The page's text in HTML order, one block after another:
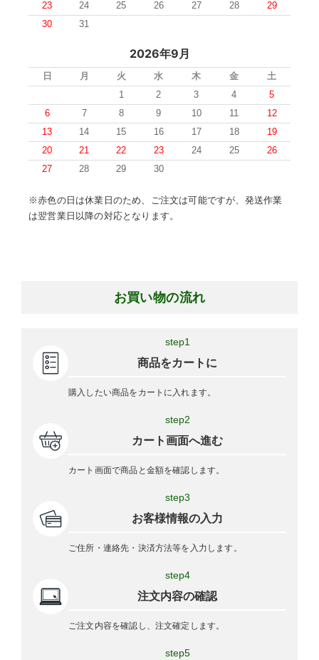
23
24 25 26 27 28
29
30
31
2026年9月
日 月 火 水 木 金
土
1
2 3 4
5
6
7 8 9 10 11
12
13
14 15 16 17 18
19
20
21 22 23 24 25
26
27
28 29 30
※赤色の日は休業日のため、ご注文は可能ですが、発送作業
は翌営業日以降の対応となります。
お買い物の流れ
step1
商品をカートに
購入したい商品をカートに入れます。
step2
カート画面へ進む
カート画面で商品と金額を確認します。
step3
お客様情報の入力
ご住所・連絡先・決済方法等を入力します。
step4
注文内容の確認
ご注文内容を確認し、注文確定します。
step5